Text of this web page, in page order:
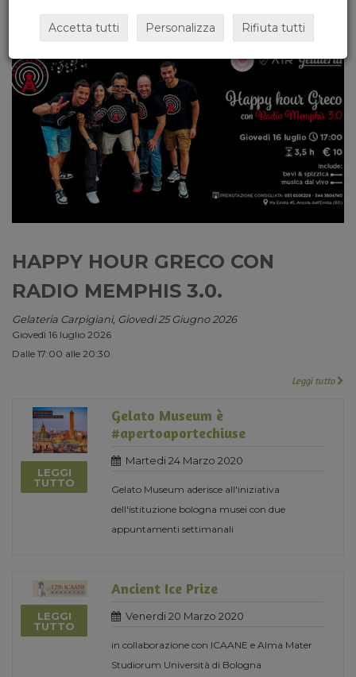
HAPPY HOUR GRECO CON
RADIO MEMPHIS 3.0.
Gelateria Carpigiani, Giovedi 25 Giugno 2026
Giovedì 16 luglio 2026
Dalle 17:00 alle 20:30
Leggi tutto
LEGGI
TUTTO
Gelato Museum è
#apertoaportechiuse
Martedi 24 Marzo 2020
Gelato Museum aderisce all'iniziativa
dell'istituzione bologna musei con due
appuntamenti settimanali
LEGGI
TUTTO
Ancient Ice Prize
Venerdi 20 Marzo 2020
in collaborazione con ICAANE e Alma Mater
Studiorum Università di Bologna
Accetta tutti Personalizza Rifiuta tutti